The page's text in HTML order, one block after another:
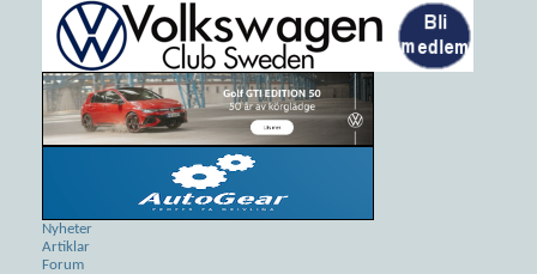
Nyheter
Artiklar
Forum